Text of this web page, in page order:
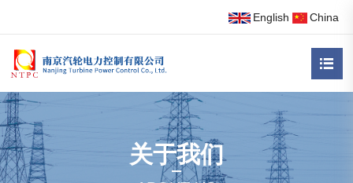
English China
简介 关于我们